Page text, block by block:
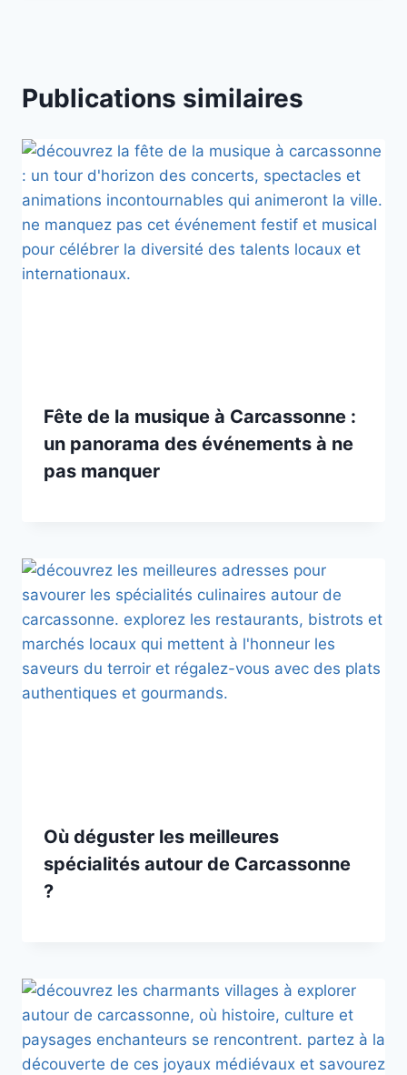
Publications similaires
Fête de la musique à Carcassonne :
un panorama des événements à ne
pas manquer
Où déguster les meilleures
spécialités autour de Carcassonne
?